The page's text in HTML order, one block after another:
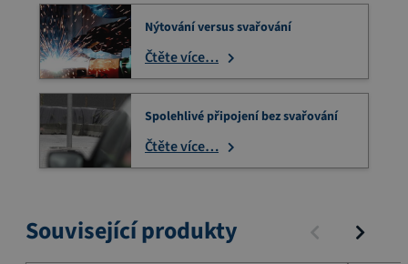
Nýtování versus svařování
Čtěte více…
Spolehlivé připojení bez svařování
Čtěte více…
Související produkty